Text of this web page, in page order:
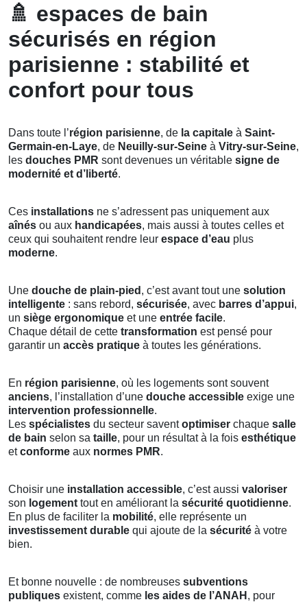
🚿 espaces de bain
sécurisés en région
parisienne : stabilité et
confort pour tous
Dans toute l’région parisienne, de la capitale à Saint-
Germain-en-Laye, de Neuilly-sur-Seine à Vitry-sur-Seine,
les douches PMR sont devenues un véritable signe de
modernité et d’liberté.
Ces installations ne s’adressent pas uniquement aux
aînés ou aux handicapées, mais aussi à toutes celles et
ceux qui souhaitent rendre leur espace d’eau plus
moderne.
Une douche de plain-pied , c’est avant tout une solution
intelligente : sans rebord, sécurisée, avec barres d’appui,
un siège ergonomique et une entrée facile.
Chaque détail de cette transformation est pensé pour
garantir un accès pratique à toutes les générations.
En région parisienne, où les logements sont souvent
anciens, l’installation d’une douche accessible exige une
intervention professionnelle.
Les spécialistes du secteur saventoptimiser chaque salle
de bain selon sa taille, pour un résultat à la fois esthétique
etconforme aux normes PMR.
Choisir une installation accessible, c’est aussi valoriser
son logement tout en améliorant la sécurité quotidienne.
En plus de faciliter la mobilité, elle représente un
investissement durable qui ajoute de la sécurité à votre
bien.
Et bonne nouvelle : de nombreuses subventions
publiques existent, comme les aides de l’ANAH , pour